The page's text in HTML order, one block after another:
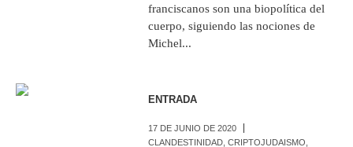
franciscanos son una biopolítica del
cuerpo, siguiendo las nociones de
Michel...
ENTRADA
17 DE JUNIO DE 2020
CLANDESTINIDAD ,CRIPTOJUDAISMO